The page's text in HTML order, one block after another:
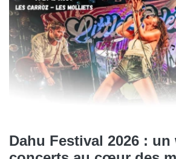
Dahu Festival 2026 : un